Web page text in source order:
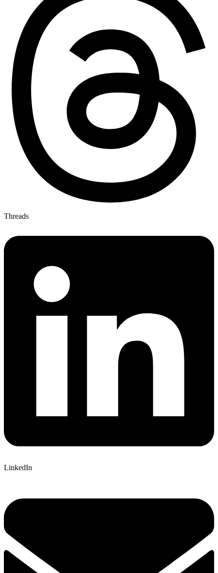
Threads
LinkedIn